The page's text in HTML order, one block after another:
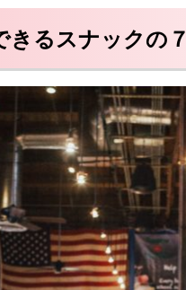
きるスナックの